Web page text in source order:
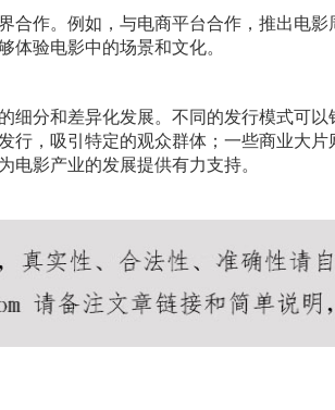
合作。例如，与电商平台合作，推出电
验电影中的场景和文化。
细分和差异化发展。不同的发行模式可
行，吸引特定的观众群体；一些商业大
影产业的发展提供有力支持。